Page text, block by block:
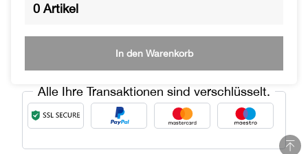
0 Artikel
In den Warenkorb
Alle Ihre Transaktionen sind verschlüsselt.
www.vapepieoutlet.com
SSL-Verschlüsselung Zertifiziert
99% Zufriedene Kunden Zertifiziert